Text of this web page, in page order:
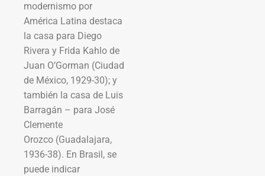
modernismo por
América Latina destaca
la casa para Diego
Rivera y Frida Kahlo de
Juan O’Gorman (Ciudad
de México, 1929-30); y
también la casa de Luis
Barragán – para José
Clemente
Orozco (Guadalajara,
1936-38). En Brasil, se
puede indicar